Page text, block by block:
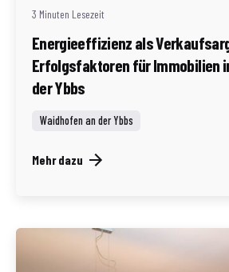
3 Minuten Lesezeit
Energieeffizienz als
Erfolgsfaktoren für Immobilien
der Ybbs
Waidhofen an der Ybbs
Mehr dazu